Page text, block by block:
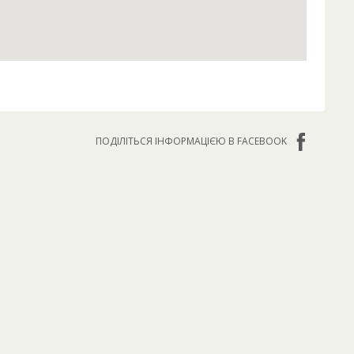
ПОДІЛІТЬСЯ ІНФОРМАЦІЄЮ В FACEBOOK